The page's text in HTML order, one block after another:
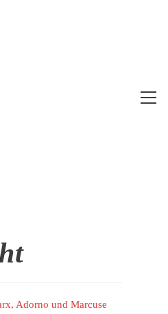
Adorno und Marcuse